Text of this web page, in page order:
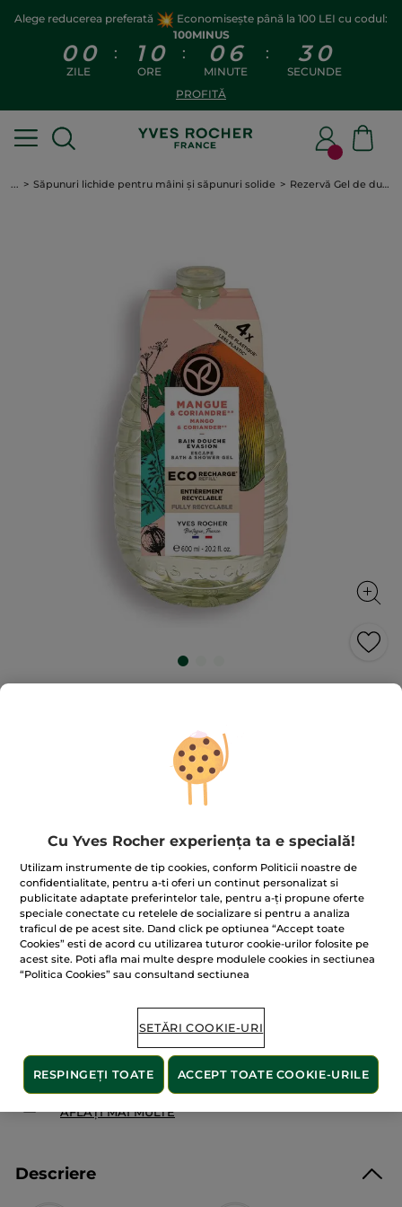
Alege reducerea preferată
Economisește până la 100 LEI cu codul:
100MINUS
0 0
ZILE
: 1 0
ORE
: 0 6
MINUTE
: 2 9
SECUNDE
PROFITĂ
... Săpunuri lichide pentru mâini și săpunuri solide Rezervă Gel de duș Mango & Coriandru 600 ml
Primele rezerve ecologice de gel de baie și duș de la
Yves Rocher, într-un format de 600 ml, mai
economic!
600 ml
4.8
5
Citiți
recenzii
pentru
Rezervă
Gel
de
duș
Mango
&
45.90 Lei
76.50 Lei / 1l
ADĂUGAȚI ÎN COȘ
Plată securizată
Satisfacție garantată sau banii înapoi
Transport gratuit la comenzile de peste 149 LEI
AFLAȚI MAI MULTE
Descriere
Cu Yves Rocher experiența ta e specială!
Utilizam instrumente de tip cookies, conform Politicii noastre de
confidentialitate, pentru a-ti oferi un continut personalizat si
publicitate adaptate preferintelor tale, pentru a-ți propune oferte
speciale conectate cu retelele de socializare si pentru a analiza
traficul de pe acest site. Dand click pe optiunea “Accept toate
Cookies” esti de acord cu utilizarea tuturor cookie-urilor folosite pe
acest site. Poti afla mai multe despre modulele cookies in sectiunea
“Politica Cookies” sau consultand sectiunea
SETĂRI COOKIE-URI
RESPINGEȚI TOATE ACCEPT TOATE COOKIE-URILE